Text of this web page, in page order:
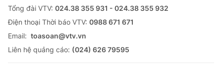
Tổng đài VTV: 024.38 355 931 - 024.38 355 932
Ðiện thoại Thời báo VTV: 0988 671 671
Email: toasoan@vtv.vn
Liên hệ quảng cáo: (024) 626 79595